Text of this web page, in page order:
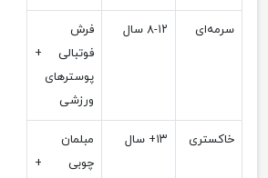
سرمه‌ای ۸-۱۲ سال
فرش
فوتبالی +
پوسترهای
ورزشی
خاکستری ۱۳+ سال
مبلمان
چوبی +